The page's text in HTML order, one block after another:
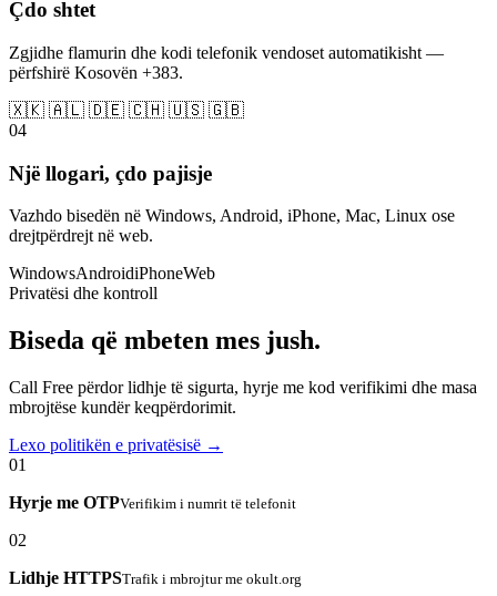
Çdo shtet
Zgjidhe flamurin dhe kodi telefonik vendoset automatikisht —
përfshirë Kosovën +383.
🇽🇰 🇦🇱 🇩🇪 🇨🇭 🇺🇸 🇬🇧
04
Një llogari, çdo pajisje
Vazhdo bisedën në Windows, Android, iPhone, Mac, Linux ose
drejtpërdrejt në web.
WindowsAndroidiPhoneWeb
Privatësi dhe kontroll
Biseda që mbeten mes jush.
Call Free përdor lidhje të sigurta, hyrje me kod verifikimi dhe masa
mbrojtëse kundër keqpërdorimit.
Lexo politikën e privatësisë →
01
Hyrje me OTPVerifikim i numrit të telefonit
02
Lidhje HTTPSTrafik i mbrojtur me okult.org